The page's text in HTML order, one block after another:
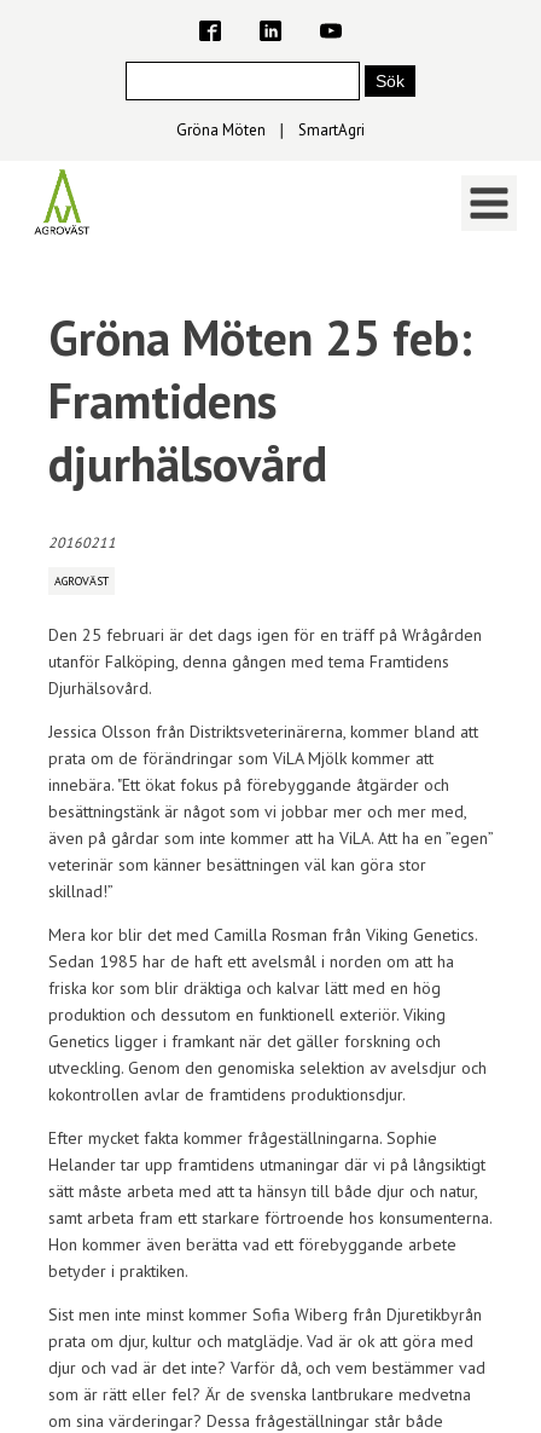
Gröna Möten ∣ SmartAgri
Gröna Möten 25 feb:
Framtidens
djurhälsovård
20160211
AGROVÄST
Den 25 februari är det dags igen för en träff på Wrågården
utanför Falköping, denna gången med tema Framtidens
Djurhälsovård.
Jessica Olsson från Distriktsveterinärerna, kommer bland att
prata om de förändringar som ViLA Mjölk kommer att
innebära. "Ett ökat fokus på förebyggande åtgärder och
besättningstänk är något som vi jobbar mer och mer med,
även på gårdar som inte kommer att ha ViLA. Att ha en ”egen”
veterinär som känner besättningen väl kan göra stor
skillnad!”
Mera kor blir det med Camilla Rosman från Viking Genetics.
Sedan 1985 har de haft ett avelsmål i norden om att ha
friska kor som blir dräktiga och kalvar lätt med en hög
produktion och dessutom en funktionell exteriör. Viking
Genetics ligger i framkant när det gäller forskning och
utveckling. Genom den genomiska selektion av avelsdjur och
kokontrollen avlar de framtidens produktionsdjur.
Efter mycket fakta kommer frågeställningarna. Sophie
Helander tar upp framtidens utmaningar där vi på långsiktigt
sätt måste arbeta med att ta hänsyn till både djur och natur,
samt arbeta fram ett starkare förtroende hos konsumenterna.
Hon kommer även berätta vad ett förebyggande arbete
betyder i praktiken.
Sist men inte minst kommer Sofia Wiberg från Djuretikbyrån
prata om djur, kultur och matglädje. Vad är ok att göra med
djur och vad är det inte? Varför då, och vem bestämmer vad
som är rätt eller fel? Är de svenska lantbrukare medvetna
om sina värderingar? Dessa frågeställningar står både